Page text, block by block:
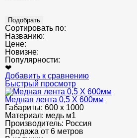
Сортировать по:
Названию:
Цене:
Новизне:
Популярности:
❤
Добавить к сравнению
Быстрый просмотр
Медная лента 0,5 Х 600мм
Габариты: 600 х 1000
Материал: медь м1
Производитель: Россия
Продажа от 6 метров